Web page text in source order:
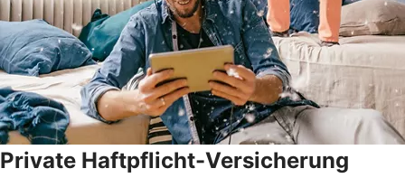
Private Haftpflicht-Versicherung